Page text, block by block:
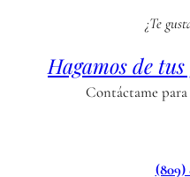
¿Te
Hagamos de
Contáctame
(809)